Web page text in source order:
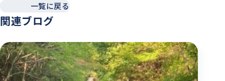
一覧に戻る
関連ブログ